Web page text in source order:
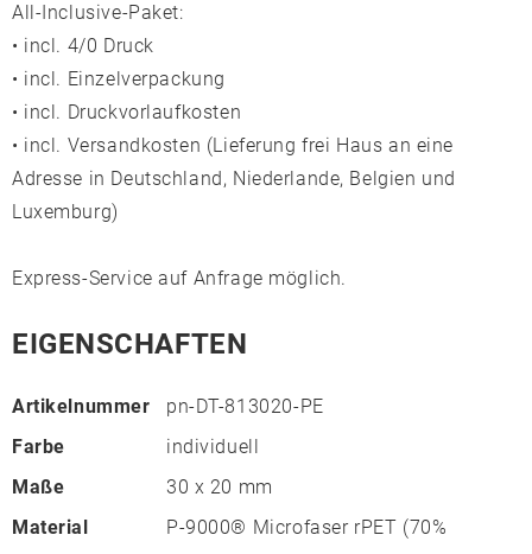
All-Inclusive-Paket:
• incl. 4/0 Druck
• incl. Einzelverpackung
• incl. Druckvorlaufkosten
• incl. Versandkosten (Lieferung frei Haus an eine
Adresse in Deutschland, Niederlande, Belgien und
Luxemburg)
Express-Service auf Anfrage möglich.
EIGENSCHAFTEN
Artikelnummer
pn-DT-813020-PE
Farbe
individuell
Maße
30 x 20 mm
Material
P-9000® Microfaser rPET (70%